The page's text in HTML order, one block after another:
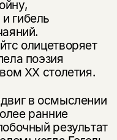
гибель
олицетворяет
поэзия
ХХ столетия.
в осмыслении
ранние
результат